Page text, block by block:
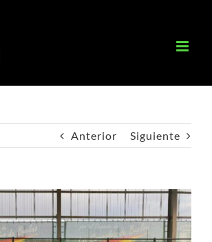
Anterior Siguiente